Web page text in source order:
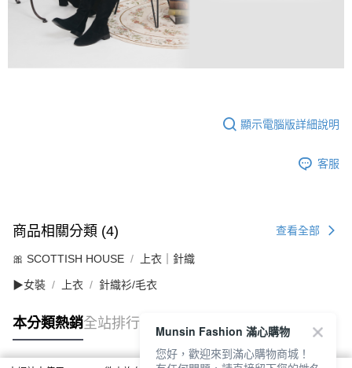
顯示電腦版詳細說明
客服
商品相關分類 (4) 查看全部
🎀 SCOTTISH HOUSE 上衣｜針織
▶女裝 上衣 針織衫/毛衣
本分類熱銷全站排行
Munsin Fashion 滿心購物
您好，歡迎來到滿心購物商城！